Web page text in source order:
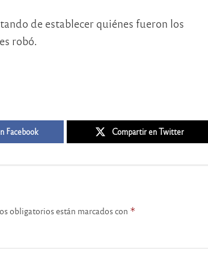
de establecer quiénes fueron los
robó.
Facebook Compartir en Twitter
obligatorios están marcados con *